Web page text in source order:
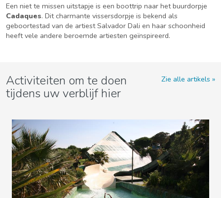
Een niet te missen uitstapje is een boottrip naar het buurdorpje
Cadaques. Dit charmante vissersdorpje is bekend als
geboortestad van de artiest Salvador Dali en haar schoonheid
heeft vele andere beroemde artiesten geïnspireerd.
Activiteiten om te doen
tijdens uw verblijf hier
Zie alle artikels